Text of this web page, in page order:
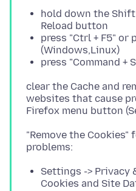
hold down the
Reload button
press "Ctrl + F5" or
(Windows,Linux)
press "Command +
clear the Cache and
websites that cause
"Remove the
Settings -> Privacy
Cookies and Site